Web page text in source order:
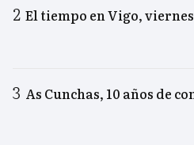
El tiempo en Vigo,
As Cunchas, 10 años de